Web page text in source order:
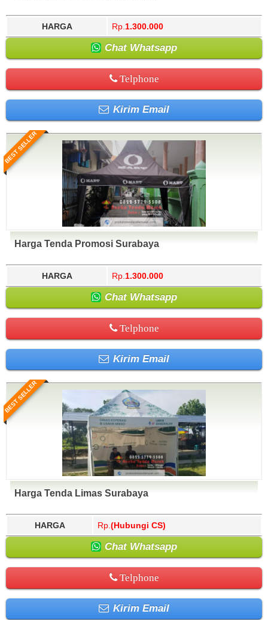
HARGA Rp. 1.300.000
Chat Whatsapp
Telphone
Kirim Email
BEST SELLER
Harga Tenda Promosi Surabaya
HARGA Rp. 1.300.000
Chat Whatsapp
Telphone
Kirim Email
BEST SELLER
Harga Tenda Limas Surabaya
HARGA Rp. (Hubungi CS)
Chat Whatsapp
Telphone
Kirim Email